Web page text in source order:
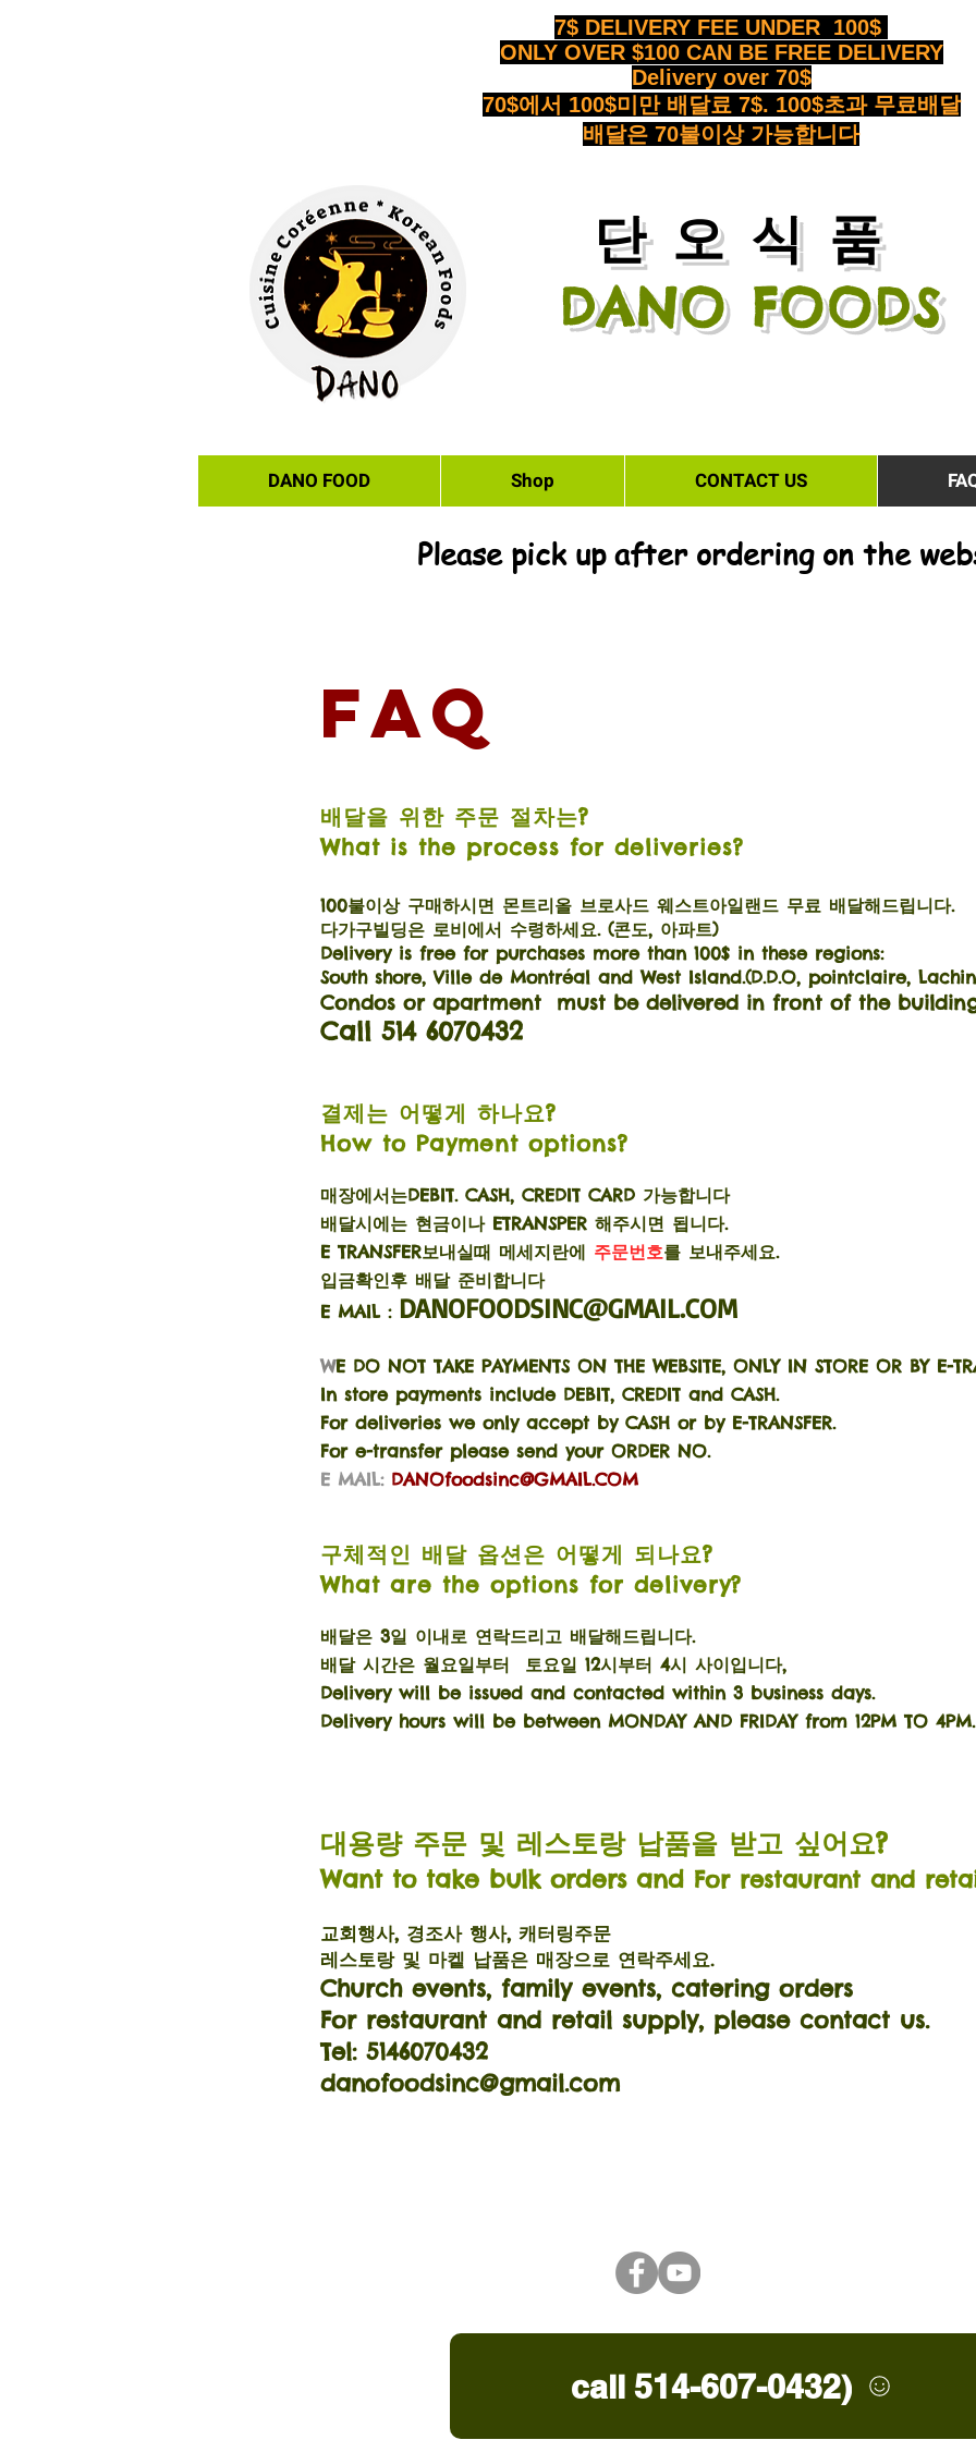
7$ DELIVERY FEE UNDER 100$
ONLY OVER $100 CAN BE FREE DELIVERY
Delivery over 70$
70$에서 100$미만 배달료 7$. 100$초과 무료배달
배달은 70불이상 가능합니다
​단오식품
DANO FOODS
DANO FOOD Shop CONTACT US
Please pick up after ordering on the
FAQ
배달을 위한 주문 절차는?
What is the process for deliveries?
​100불이상 구매하시면 몬트리올 브로사드 웨스트아일랜드 무료 배달해드립니다.
​다가구빌딩은 로비에서 수령하세요. (콘도, 아파트)
Delivery is free for purchases more than 100$ in these regions:
South shore,Ville de Montréal and West Island.(D.D.O, pointclaire,
Condos or apartment must be delivered in front of the
Call 514 6070432
결제는 어떻게 하나요?
How to Payment options?
매장에서는DEBIT. CASH, CREDIT CARD 가능합니다
배달시에는 현금이나 ETRANSPER 해주시면 됩니다.
E TRANSFER보내실때 메세지란에 주문번호를 보내주세요.
​입금확인후 배달 준비합니다
E MAIL : DANOFOODSINC@GMAIL.COM
WE DO NOT TAKE PAYMENTS ON THE WEBSITE, ONLY IN STORE OR BY E-
In store payments include DEBIT, CREDIT and CASH.
For deliveries we only accept by CASH or by E-TRANSFER.
For e-transfer please send your ORDER NO.
E MAIL: DANOfoodsinc@GMAIL.COM
구체적인 배달 옵션은 어떻게 되나요?
What are the options for delivery?
배달은 3일 이내로 연락드리고 배달해드립니다.
배달 시간은 월요일부터 토요일 12시부터 4시 사이입니다,
Delivery will be issued and contacted within 3 business days.
Delivery hours will be between MONDAY AND FRIDAY from 12PM TO 4PM.
대용량 주문 및 레스토랑 납품을 받고 싶어요?
Want to take bulk orders and For restaurant and
교회행사, 경조사 행사, 캐터링주문
레스토랑 및 마켙 납품은 매장으로 연락주세요.
Church events, family events, catering orders
For restaurant and retail supply, please contact us.
Tel: 5146070432
danofoodsinc@gmail.com
call 514-607-0432)